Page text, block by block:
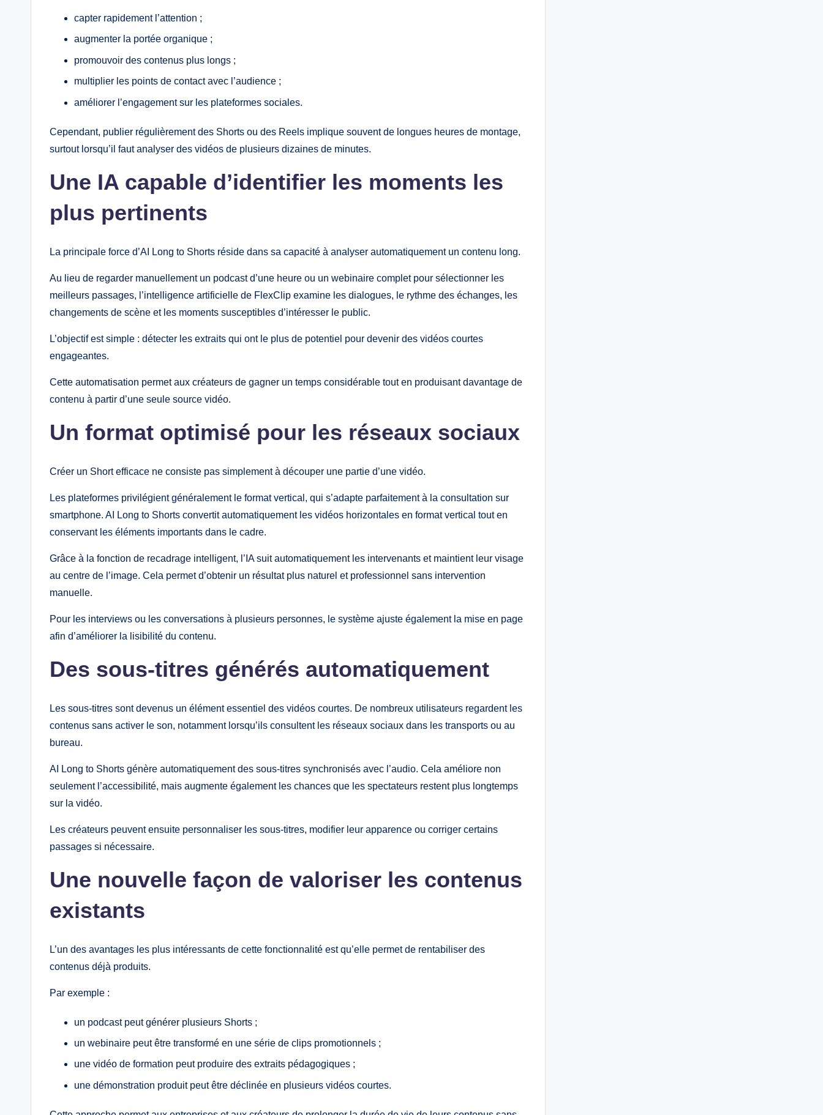
capter rapidement l’attention ;
augmenter la portée organique ;
promouvoir des contenus plus longs ;
multiplier les points de contact avec l’audience ;
améliorer l’engagement sur les plateformes sociales.
Cependant, publier régulièrement des Shorts ou des Reels implique souvent de longues heures de montage,
surtout lorsqu’il faut analyser des vidéos de plusieurs dizaines de minutes.
Une IA capable d’identifier les moments les
plus pertinents
La principale force d’AI Long to Shorts réside dans sa capacité à analyser automatiquement un contenu long.
Au lieu de regarder manuellement un podcast d’une heure ou un webinaire complet pour sélectionner les
meilleurs passages, l’intelligence artificielle de FlexClip examine les dialogues, le rythme des échanges, les
changements de scène et les moments susceptibles d’intéresser le public.
L’objectif est simple : détecter les extraits qui ont le plus de potentiel pour devenir des vidéos courtes
engageantes.
Cette automatisation permet aux créateurs de gagner un temps considérable tout en produisant davantage de
contenu à partir d’une seule source vidéo.
Un format optimisé pour les réseaux sociaux
Créer un Short efficace ne consiste pas simplement à découper une partie d’une vidéo.
Les plateformes privilégient généralement le format vertical, qui s’adapte parfaitement à la consultation sur
smartphone. AI Long to Shorts convertit automatiquement les vidéos horizontales en format vertical tout en
conservant les éléments importants dans le cadre.
Grâce à la fonction de recadrage intelligent, l’IA suit automatiquement les intervenants et maintient leur visage
au centre de l’image. Cela permet d’obtenir un résultat plus naturel et professionnel sans intervention
manuelle.
Pour les interviews ou les conversations à plusieurs personnes, le système ajuste également la mise en page
afin d’améliorer la lisibilité du contenu.
Des sous-titres générés automatiquement
Les sous-titres sont devenus un élément essentiel des vidéos courtes. De nombreux utilisateurs regardent les
contenus sans activer le son, notamment lorsqu’ils consultent les réseaux sociaux dans les transports ou au
bureau.
AI Long to Shorts génère automatiquement des sous-titres synchronisés avec l’audio. Cela améliore non
seulement l’accessibilité, mais augmente également les chances que les spectateurs restent plus longtemps
sur la vidéo.
Les créateurs peuvent ensuite personnaliser les sous-titres, modifier leur apparence ou corriger certains
passages si nécessaire.
Une nouvelle façon de valoriser les contenus
existants
L’un des avantages les plus intéressants de cette fonctionnalité est qu’elle permet de rentabiliser des
contenus déjà produits.
Par exemple :
un podcast peut générer plusieurs Shorts ;
un webinaire peut être transformé en une série de clips promotionnels ;
une vidéo de formation peut produire des extraits pédagogiques ;
une démonstration produit peut être déclinée en plusieurs vidéos courtes.